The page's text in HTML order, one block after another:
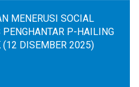
MENERUSI SOCIAL
PENGHANTAR P-HAILING
(12 DISEMBER 2025)